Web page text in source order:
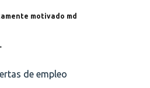
motivado md
de empleo